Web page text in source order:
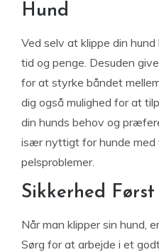
Hund
Ved selv at klippe din
tid og penge. Desuden
for at styrke båndet
dig også mulighed for at
din hunds behov og
især nyttigt for hunde med
pelsproblemer.
Sikkerhed Først
Når man klipper sin hund,
Sørg for at arbejde i et